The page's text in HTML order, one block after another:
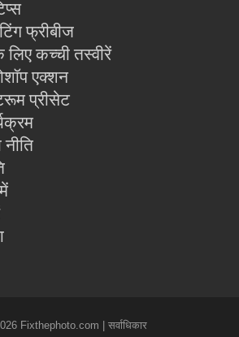
फ्रीबीज
लिए कच्ची तस्वीरें
एक्शन
प्रीसेट
नीति
Fixthephoto.com | सर्वाधिकार